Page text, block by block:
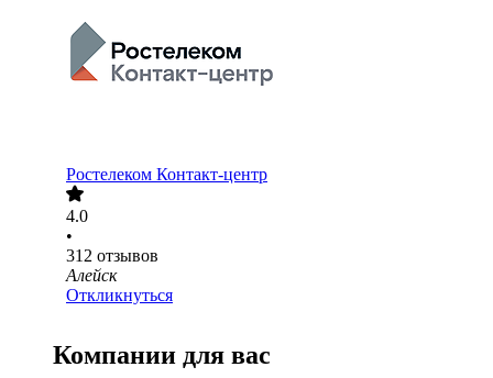
Ростелеком Контакт-центр
4.0
•
312 отзывов
Алейск
Откликнуться
Компании для вас